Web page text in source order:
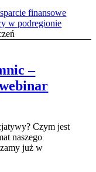
finansowe
w podregionie
–
Czym jest
naszego
już w